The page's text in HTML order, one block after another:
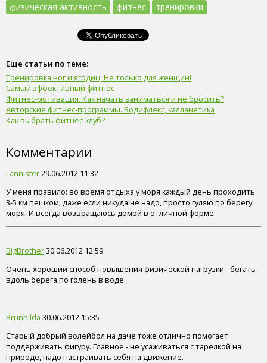
физическая активность
фитнес тренировки
Еще статьи по теме:
Тренировка ног и ягодиц. Не только для женщин!
Самый эффективный фитнес
Фитнес-мотивация. Как начать заниматься и не бросить?
Авторские фитнес-программы. Бодифлекс, калланетика
Как выбрать фитнес-клуб?
Комментарии
Lannister29.06.2012 11:32
У меня правило: во время отдыха у моря каждый день проходить
3-5 км пешком; даже если никуда не надо, просто гуляю по берегу
моря. И всегда возвращаюсь домой в отличной форме.
BigBrother30.06.2012 12:59
Очень хороший способ повышения физической нагрузки - бегать
вдоль берега по голень в воде.
Brunhilda 30.06.2012 15:35
Старый добрый волейбол на даче тоже отлично помогает
поддерживать фигуру. Главное - не усаживаться с тарелкой на
природе, надо настраивать себя на движение.